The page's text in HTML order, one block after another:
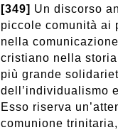
[349] Un discorso
piccole comunità ai
nella
cristiano nella
più grande
dell’individualismo
Esso riserva
comunione